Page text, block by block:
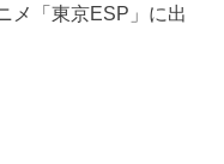
メ「東京ESP」に出